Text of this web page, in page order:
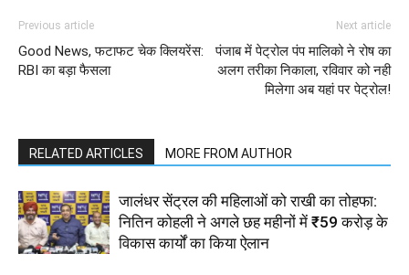
Previous article
Good News, फटाफट चेक क्लियरेंस:
RBI का बड़ा फैसला
Next article
पंजाब में पेट्रोल पंप मालिको ने रोष का
अलग तरीका निकाला, रविवार को नही
मिलेगा अब यहां पर पेट्रोल!
RELATED ARTICLES MORE FROM AUTHOR
जालंधर सेंट्रल की महिलाओं को राखी का तोहफा:
नितिन कोहली ने अगले छह महीनों में ₹59 करोड़ के
विकास कार्यों का किया ऐलान